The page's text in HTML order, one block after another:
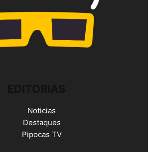
Noticias
Destaques
Pipocas TV